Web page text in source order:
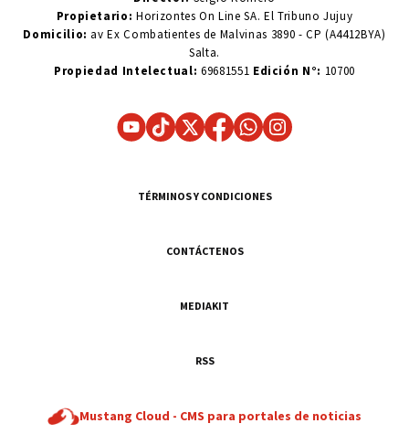
Propietario:Horizontes On Line SA. El Tribuno Jujuy
Domicilio: av Ex Combatientes de Malvinas 3890 - CP (A4412BYA)
Salta.
Propiedad Intelectual: 69681551 Edición N°: 10700
TÉRMINOS Y CONDICIONES
CONTÁCTENOS
MEDIAKIT
RSS
Mustang Cloud - CMS para portales de noticias